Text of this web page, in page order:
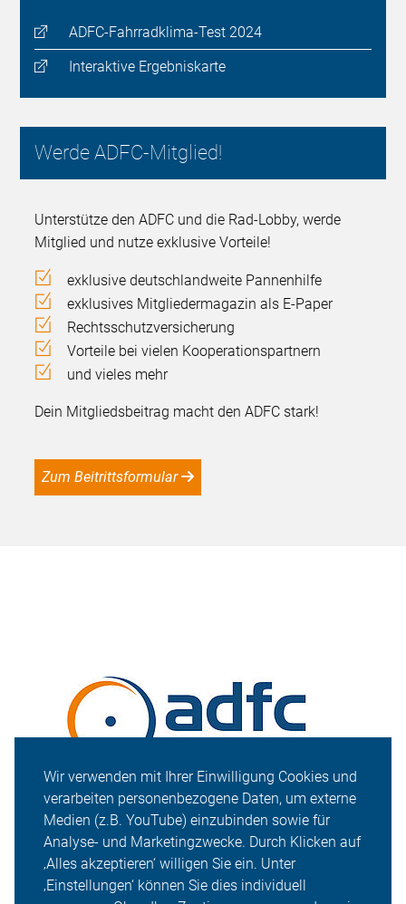
Wir verwenden mit Ihrer Einwilligung Cookies und
verarbeiten personenbezogene Daten, um externe
Medien (z.B. YouTube) einzubinden sowie für
Analyse- und Marketingzwecke. Durch Klicken auf
‚Alles akzeptieren‘ willigen Sie ein. Unter
‚Einstellungen‘ können Sie dies individuell
ADFC-Fahrradklima-Test 2024
Interaktive Ergebniskarte
Werde ADFC-Mitglied!
Unterstütze den ADFC und die Rad-Lobby, werde
Mitglied und nutze exklusive Vorteile!
exklusive deutschlandweite Pannenhilfe
exklusives Mitgliedermagazin als E-Paper
Rechtsschutzversicherung
Vorteile bei vielen Kooperationspartnern
und vieles mehr
Dein Mitgliedsbeitrag macht den ADFC stark!
Zum Beitrittsformular